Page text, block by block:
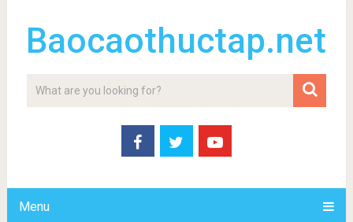
Baocaothuctap.net
Menu